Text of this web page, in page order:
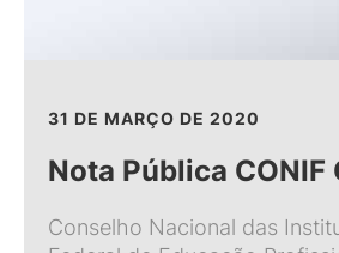
31 DE MARÇO DE 2020
Nota Pública CONIF
Conselho Nacional das